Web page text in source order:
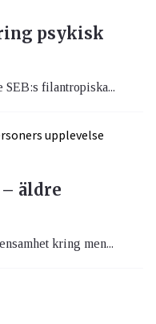
psykisk
SEB:s filantropiska...
äldre
kring men...